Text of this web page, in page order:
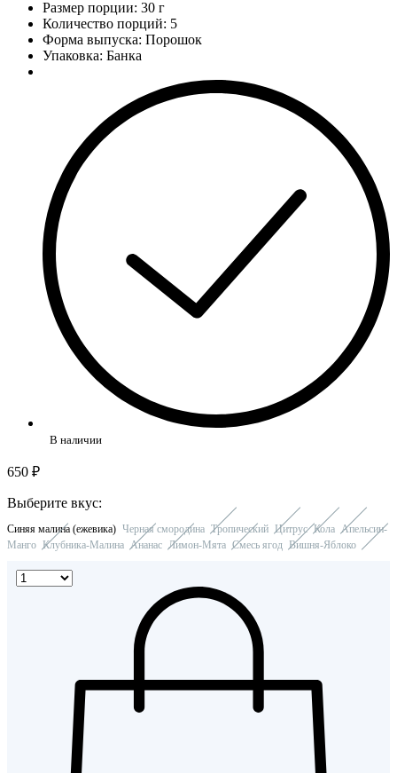
Размер порции: 30 г
Количество порций: 5
Форма выпуска: Порошок
Упаковка: Банка
В наличии
650 ₽
Выберите вкус:
Синяя малина (ежевика) Черная смородина Тропический Цитрус Кола Апельсин-
Манго Клубника-Малина Ананас Лимон-Мята Смесь ягод Вишня-Яблоко